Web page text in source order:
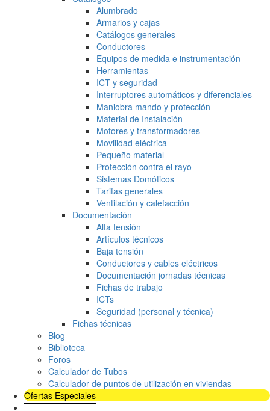
Alumbrado
Armarios y cajas
Catálogos generales
Conductores
Equipos de medida e instrumentación
Herramientas
ICT y seguridad
Interruptores automáticos y diferenciales
Maniobra mando y protección
Material de Instalación
Motores y transformadores
Movilidad eléctrica
Pequeño material
Protección contra el rayo
Sistemas Domóticos
Tarifas generales
Ventilación y calefacción
Documentación
Alta tensión
Artículos técnicos
Baja tensión
Conductores y cables eléctricos
Documentación jornadas técnicas
Fichas de trabajo
ICTs
Seguridad (personal y técnica)
Fichas técnicas
Blog
Biblioteca
Foros
Calculador de Tubos
Calculador de puntos de utilización en viviendas
Ofertas Especiales